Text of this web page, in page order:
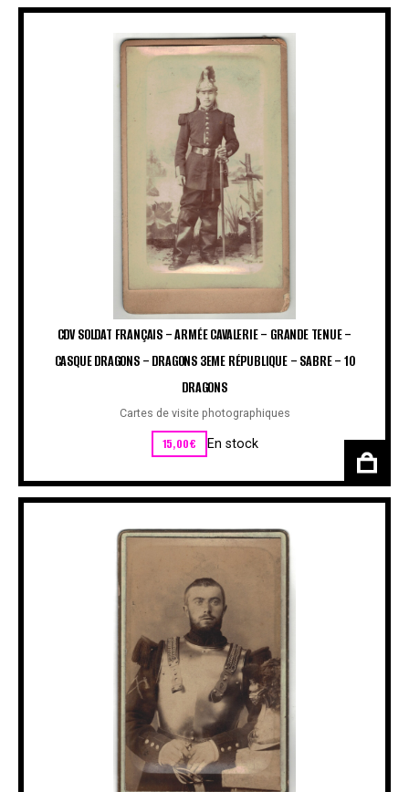
CDV SOLDAT FRANÇAIS – ARMÉE CAVALERIE – GRANDE TENUE –
CASQUE DRAGONS – DRAGONS 3EME RÉPUBLIQUE – SABRE – 10
DRAGONS
Cartes de visite photographiques
15,00€ En stock